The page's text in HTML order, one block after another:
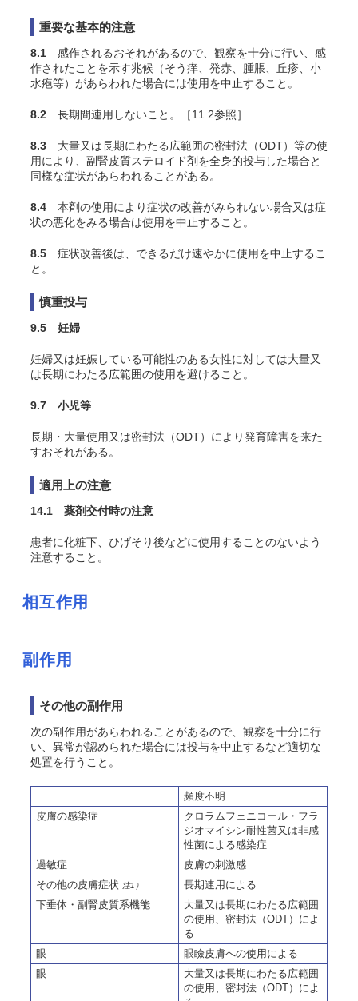
重要な基本的注意
8.1 感作されるおそれがあるので、観察を十分に行い、感
作されたことを示す兆候（そう痒、発赤、腫脹、丘疹、小
水疱等）があらわれた場合には使用を中止すること。
8.2 長期間連用しないこと。［11.2参照］
8.3 大量又は長期にわたる広範囲の密封法（ODT）等の使
用により、副腎皮質ステロイド剤を全身的投与した場合と
同様な症状があらわれることがある。
8.4 本剤の使用により症状の改善がみられない場合又は症
状の悪化をみる場合は使用を中止すること。
8.5 症状改善後は、できるだけ速やかに使用を中止するこ
と。
慎重投与
9.5 妊婦
妊婦又は妊娠している可能性のある女性に対しては大量又
は長期にわたる広範囲の使用を避けること。
9.7 小児等
長期・大量使用又は密封法（ODT）により発育障害を来た
すおそれがある。
適用上の注意
14.1 薬剤交付時の注意
患者に化粧下、ひげそり後などに使用することのないよう
注意すること。
相互作用
副作用
その他の副作用
次の副作用があらわれることがあるので、観察を十分に行
い、異常が認められた場合には投与を中止するなど適切な
処置を行うこと。
頻度不明
皮膚の感染症
クロラムフェニコール・フラ
ジオマイシン耐性菌又は非感
性菌による感染症
過敏症
皮膚の刺激感
その他の皮膚症状 注1）
長期連用による
下垂体・副腎皮質系機能
大量又は長期にわたる広範囲
の使用、密封法（ODT）によ
る
眼
眼瞼皮膚への使用による
眼
大量又は長期にわたる広範囲
の使用、密封法（ODT）によ